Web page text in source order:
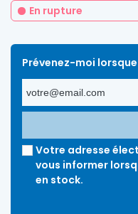
En rupture
Prévenez-moi
Votre adresse
vous informer
en stock.